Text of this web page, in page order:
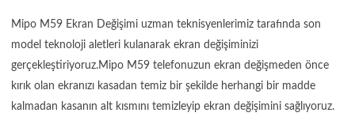
Mipo M59 Ekran Değişimi uzman teknisyenlerimiz tarafında son
model teknoloji aletleri kulanarak ekran değişiminizi
gerçekleştiriyoruz.Mipo M59 telefonuzun ekran değişmeden önce
kırık olan ekranızı kasadan temiz bir şekilde herhangi bir madde
kalmadan kasanın alt kısmını temizleyip ekran değişimini sağlıyoruz.